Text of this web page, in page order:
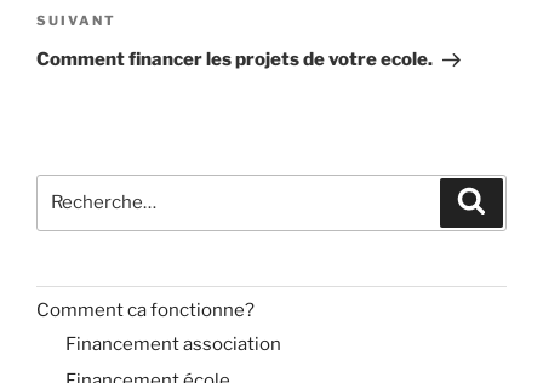
Article
suivant
SUIVANT
Comment financer les projets de votre ecole.
pour
Comment ca fonctionne?
Financement association